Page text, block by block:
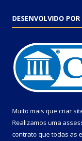
DESENVOLVIDO POR
Muito mais que criar
Realizamos uma
contrato que todas as